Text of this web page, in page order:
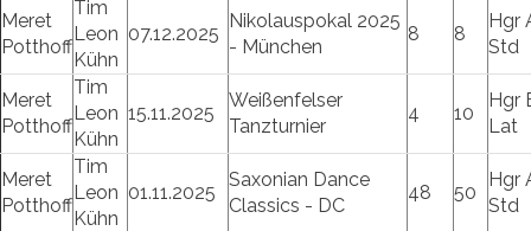
Meret
Potthoff
Tim
Leon
Kühn
07.12.2025
Nikolauspokal 2025
- München
8 8
Hgr
Std
Meret
Potthoff
Tim
Leon
Kühn
15.11.2025
Weißenfelser
Tanzturnier
4 10
Hgr
Lat
Meret
Potthoff
Tim
Leon
Kühn
01.11.2025
Saxonian Dance
Classics - DC
48 50
Hgr
Std